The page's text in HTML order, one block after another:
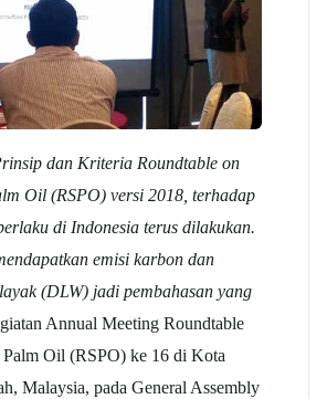
dan Kriteria Roundtable on
Oil (RSPO) versi 2018, terhadap
di Indonesia terus dilakukan.
emisi karbon dan
(DLW) jadi pembahasan yang
Annual Meeting Roundtable
Palm Oil (RSPO) ke 16 di Kota
Malaysia, pada General Assembly